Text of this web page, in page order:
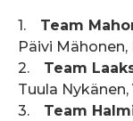
1. Team
Päivi
2. Team
Tuula Nykänen,
3. Team